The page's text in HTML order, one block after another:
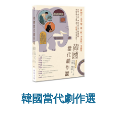
韓國當代劇作選